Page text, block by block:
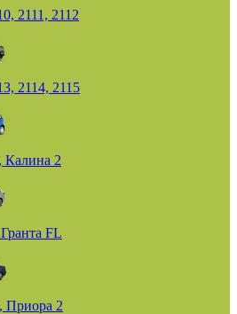
2111, 2112
2114, 2115
Калина 2
FL
Приора 2